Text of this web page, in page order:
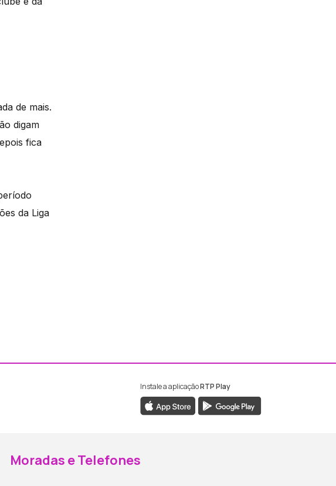
de mais.
digam
fica
da Liga
ao Facebook da RTP Madeira
ao Instagram da RTP Madeira
Instale a aplicaçãoRTP Play
Moradas e Telefones